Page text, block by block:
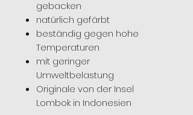
gebacken
natürlich gefärbt
beständig gegen hohe
Temperaturen
mit geringer
Umweltbelastung
Originale von der Insel
Lombok in Indonesien